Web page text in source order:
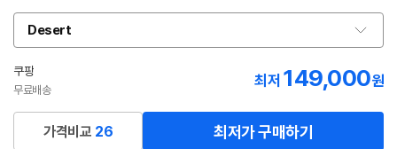
Desert
옵
션
선
택
쿠팡
무료배송
최저 149,000원
가격비교 26 최저가 구매하기